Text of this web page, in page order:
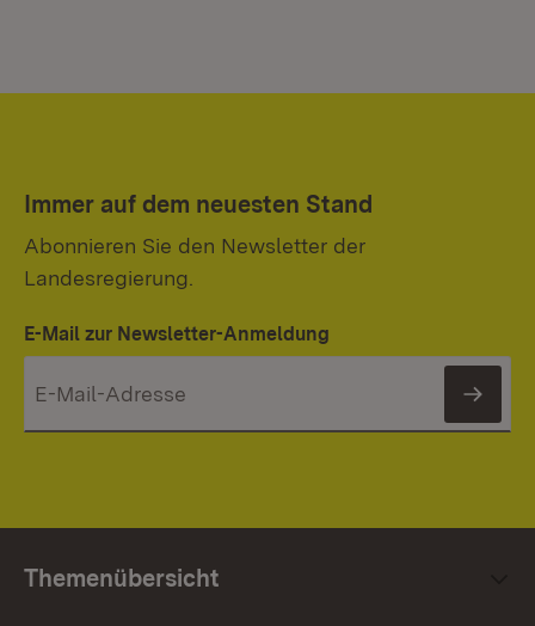
Immer auf dem neuesten Stand
Abonnieren Sie den Newsletter der
Landesregierung.
E-Mail zur Newsletter-Anmeldung
Themenübersicht